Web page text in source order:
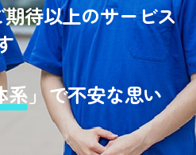
待以上のサービス
系」で不安な思い